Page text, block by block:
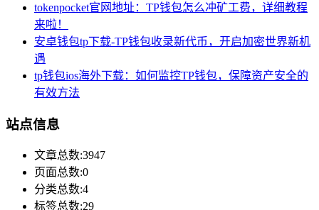
tokenpocket官网地址：TP钱包怎么冲矿工费，详细教程
来啦！
安卓钱包tp下载-TP钱包收录新代币，开启加密世界新机
遇
tp钱包ios海外下载：如何监控TP钱包，保障资产安全的
有效方法
站点信息
文章总数:3947
页面总数:0
分类总数:4
标签总数:29